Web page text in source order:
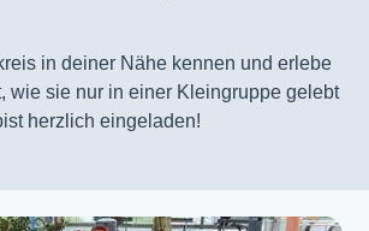
in deiner Nähe kennen und erlebe
wie sie nur in einer Kleingruppe gelebt
herzlich eingeladen!